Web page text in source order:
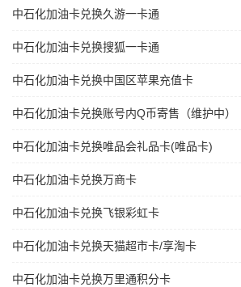
中石化加油卡兑换久游一卡通
中石化加油卡兑换搜狐一卡通
中石化加油卡兑换中国区苹果充值卡
中石化加油卡兑换账号内Q币寄售（维护中）
中石化加油卡兑换唯品会礼品卡(唯品卡)
中石化加油卡兑换万商卡
中石化加油卡兑换飞银彩虹卡
中石化加油卡兑换天猫超市卡/享淘卡
中石化加油卡兑换万里通积分卡